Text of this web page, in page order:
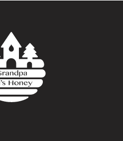
♥→特選頂級蜂蜜發酵醞釀熟
投縣埔里鎮枇杷里慈恩街99號
頭、薑片、醬油、味醂、鹽
放入鍋中。② 均勻地把醬料和
）。③ 醃製15-20分鐘。④ 烤
，放上雞胸肉，鋪上喜歡的蔬
放上無鹽奶油，而後把烘焙紙
180度烤20分鐘。烤好後就完
用烤箱烤雞胸肉非常簡單，切